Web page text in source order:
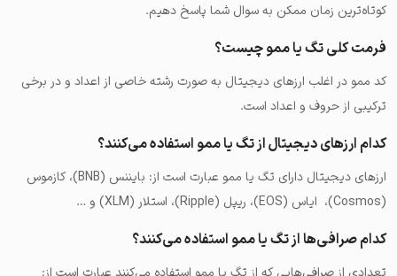
کوتاه‌ترین زمان ممکن به سوال شما پاسخ دهیم.
فرمت کلی تگ یا ممو چیست؟
کد ممو در اغلب ارزهای دیجیتال به صورت رشته خاصی از اعداد و در برخی
ترکیبی از حروف و اعداد است.
کدام ارزهای دیجیتال از تگ یا ممو استفاده می‌کنند؟
ارزهای دیجیتال دارای تگ یا ممو عبارت است از: بایننس (BNB)، کازموس
(Cosmos)، ایاس (EOS)، ریپل (Ripple)، استلار (XLM) و …
کدام صرافی‌ها از تگ یا ممو استفاده می‌کنند؟